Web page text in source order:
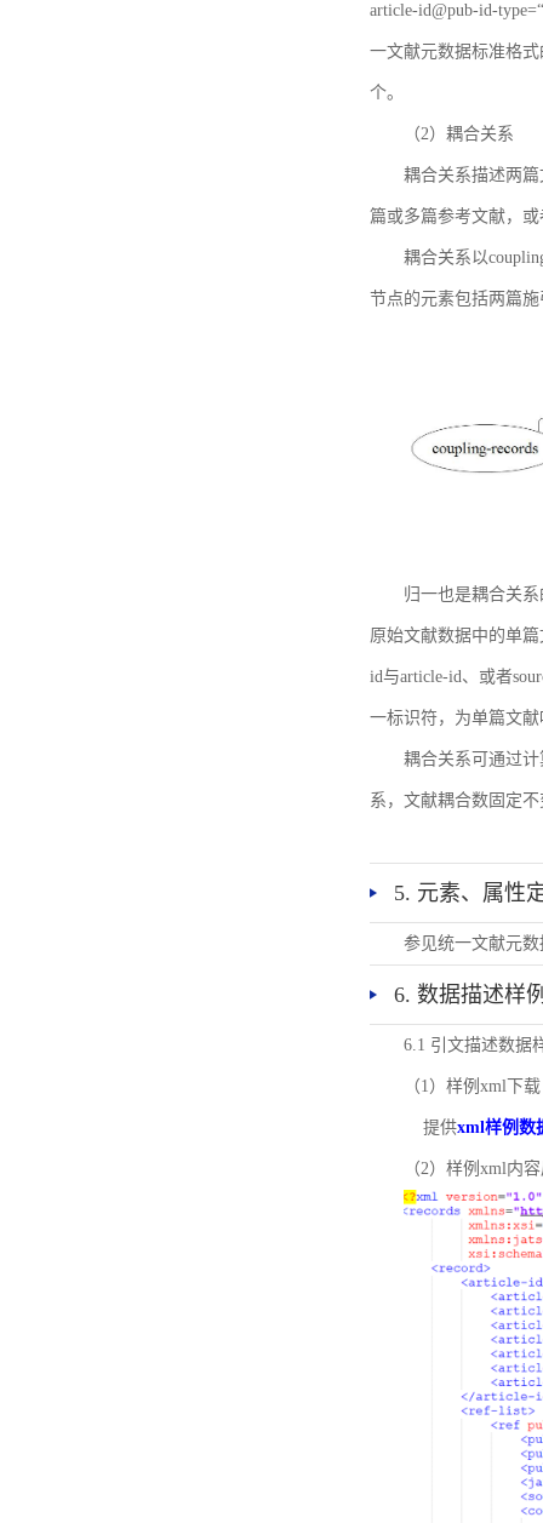
article-id@pub-id-
一文献元数据标准格
个。
（2）耦合关系
耦合关系描述两
篇或多篇参考文献，
耦合关系以
节点的元素包括两篇
归一也是耦合关
原始文献数据中的单篇
id与article-id、或者
一标识符，为单篇文
耦合关系可通过
系，文献耦合数固定不
5. 元素、属性
参见统一文献元
6. 数据描述样
6.1 引文描述数据
（1）样例xml下载
提供xml样例数
（2）样例xml内